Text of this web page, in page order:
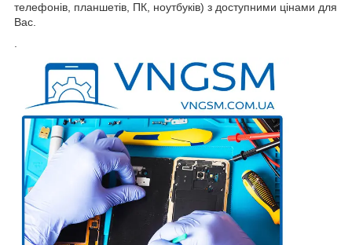
телефонів, планшетів, ПК, ноутбуків) з доступними цінами для
Вас.